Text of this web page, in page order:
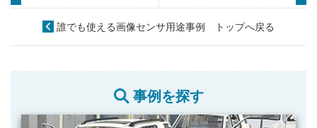
誰でも使える画像センサ用途事例 トップへ戻る
事例を探す